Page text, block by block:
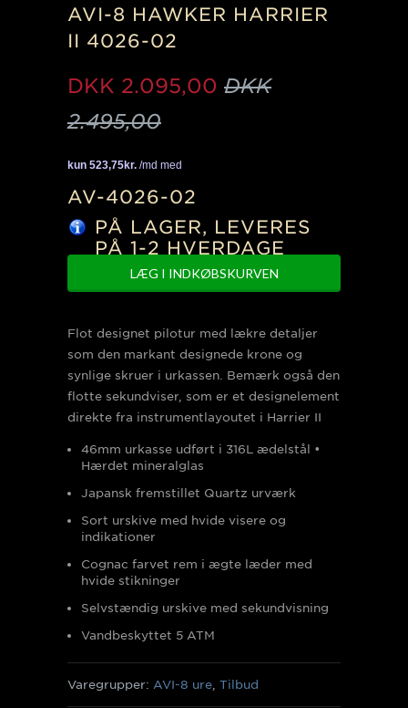
AVI-8 HAWKER HARRIER
II 4026-02
DKK 2.095,00 DKK
2.495,00
AV-4026-02
PÅ LAGER, LEVERES
PÅ 1-2 HVERDAGE
Flot designet pilotur med lækre detaljer
som den markant designede krone og
synlige skruer i urkassen. Bemærk også den
flotte sekundviser, som er et designelement
direkte fra instrumentlayoutet i Harrier II
46mm urkasse udført i 316L ædelstål •
Hærdet mineralglas
Japansk fremstillet Quartz urværk
Sort urskive med hvide visere og
indikationer
Cognac farvet rem i ægte læder med
hvide stikninger
Selvstændig urskive med sekundvisning
Vandbeskyttet 5 ATM
Varegrupper: AVI-8 ure, Tilbud